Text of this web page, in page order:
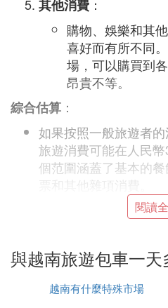
其他消費 ：
購物、娛樂和其
喜好而有所不同
場，可以購買到
昂貴不等。
綜合估算 ：
如果按照一般旅遊者
旅遊消費可能在人民
個范圍涵蓋了基本的
票和其他雜項消費。
當然，如果希望享受
擇更昂貴的住宿和餐
注意事項：
在越南旅遊時，建議
閱讀
與越南旅遊包車一
越南有什麼特殊市場